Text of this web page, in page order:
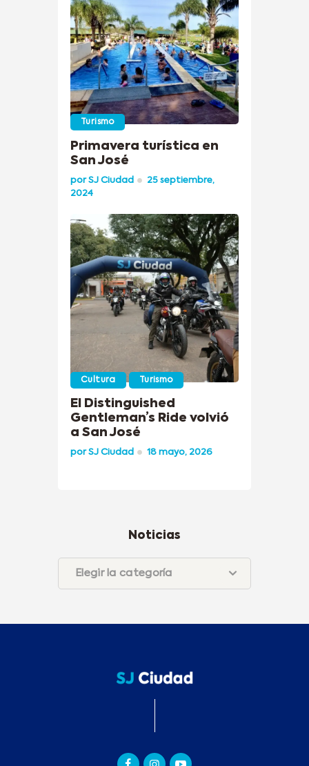
Turismo
Primavera turística en
San José
porSJ Ciudad
25 septiembre,
2024
Cultura Turismo
El Distinguished
Gentleman’s Ride volvió
a San José
porSJ Ciudad 18 mayo, 2026
Noticias